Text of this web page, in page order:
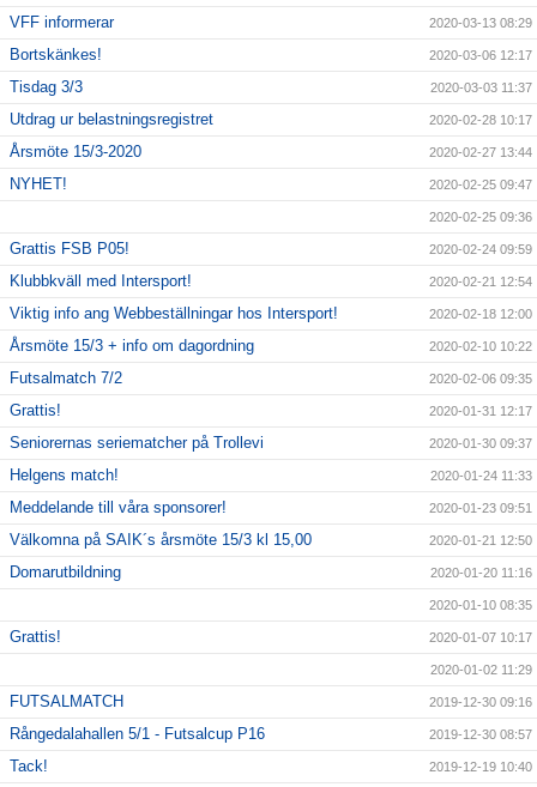
VFF informerar 2020-03-13 08:29
Bortskänkes! 2020-03-06 12:17
Tisdag 3/3 2020-03-03 11:37
Utdrag ur belastningsregistret 2020-02-28 10:17
Årsmöte 15/3-2020 2020-02-27 13:44
NYHET! 2020-02-25 09:47
2020-02-25 09:36
Grattis FSB P05! 2020-02-24 09:59
Klubbkväll med Intersport! 2020-02-21 12:54
Viktig info ang Webbeställningar hos Intersport! 2020-02-18 12:00
Årsmöte 15/3 + info om dagordning 2020-02-10 10:22
Futsalmatch 7/2 2020-02-06 09:35
Grattis! 2020-01-31 12:17
Seniorernas seriematcher på Trollevi 2020-01-30 09:37
Helgens match! 2020-01-24 11:33
Meddelande till våra sponsorer! 2020-01-23 09:51
Välkomna på SAIK´s årsmöte 15/3 kl 15,00 2020-01-21 12:50
Domarutbildning 2020-01-20 11:16
2020-01-10 08:35
Grattis! 2020-01-07 10:17
2020-01-02 11:29
FUTSALMATCH 2019-12-30 09:16
Rångedalahallen 5/1 - Futsalcup P16 2019-12-30 08:57
Tack! 2019-12-19 10:40